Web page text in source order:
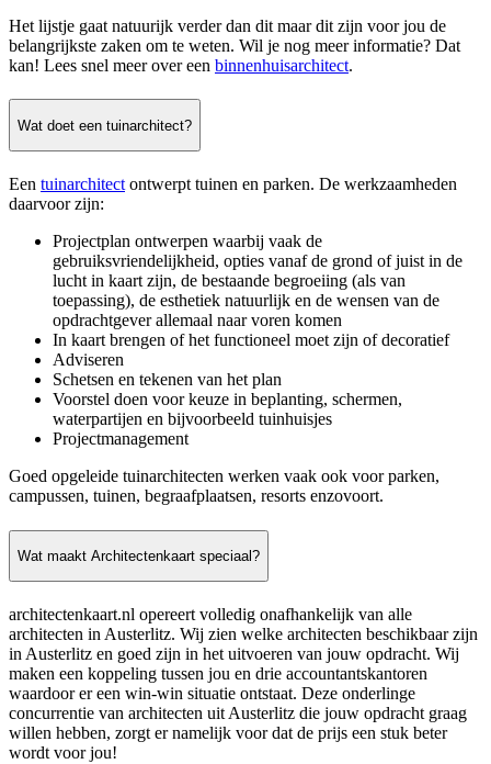
Het lijstje gaat natuurijk verder dan dit maar dit zijn voor jou de
belangrijkste zaken om te weten. Wil je nog meer informatie? Dat
kan! Lees snel meer over een binnenhuisarchitect.
Wat doet een tuinarchitect?
Een tuinarchitect ontwerpt tuinen en parken. De werkzaamheden
daarvoor zijn:
Projectplan ontwerpen waarbij vaak de
gebruiksvriendelijkheid, opties vanaf de grond of juist in de
lucht in kaart zijn, de bestaande begroeiing (als van
toepassing), de esthetiek natuurlijk en de wensen van de
opdrachtgever allemaal naar voren komen
In kaart brengen of het functioneel moet zijn of decoratief
Adviseren
Schetsen en tekenen van het plan
Voorstel doen voor keuze in beplanting, schermen,
waterpartijen en bijvoorbeeld tuinhuisjes
Projectmanagement
Goed opgeleide tuinarchitecten werken vaak ook voor parken,
campussen, tuinen, begraafplaatsen, resorts enzovoort.
Wat maakt Architectenkaart speciaal?
architectenkaart.nl opereert volledig onafhankelijk van alle
architecten in Austerlitz. Wij zien welke architecten beschikbaar zijn
in Austerlitz en goed zijn in het uitvoeren van jouw opdracht. Wij
maken een koppeling tussen jou en drie accountantskantoren
waardoor er een win-win situatie ontstaat. Deze onderlinge
concurrentie van architecten uit Austerlitz die jouw opdracht graag
willen hebben, zorgt er namelijk voor dat de prijs een stuk beter
wordt voor jou!